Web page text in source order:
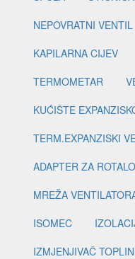
NEPOVRATNI VENTIL
KAPILARNA CIJEV
TERMOMETAR
KUĆIŠTE
TERM.EXPANZISKI
ADAPTER ZA
MREŽA
ISOMEC
IZMJENJIVAČ